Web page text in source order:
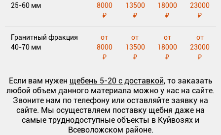
25-60 мм
8000
₽
13500
₽
18000
₽
23000
₽
Гранитный фракция
40-70 мм
от
8000
₽
от
13500
₽
от
18000
₽
от
23000
₽
Если вам нужен щебень 5-20 с доставкой, то заказать
любой объем данного материала можно у нас на сайте.
Звоните нам по телефону или оставляйте заявку на
сайте. Мы осуществляем поставку щебня даже на
самые труднодоступные объекты в Куйвозях и
Всеволожском районе.